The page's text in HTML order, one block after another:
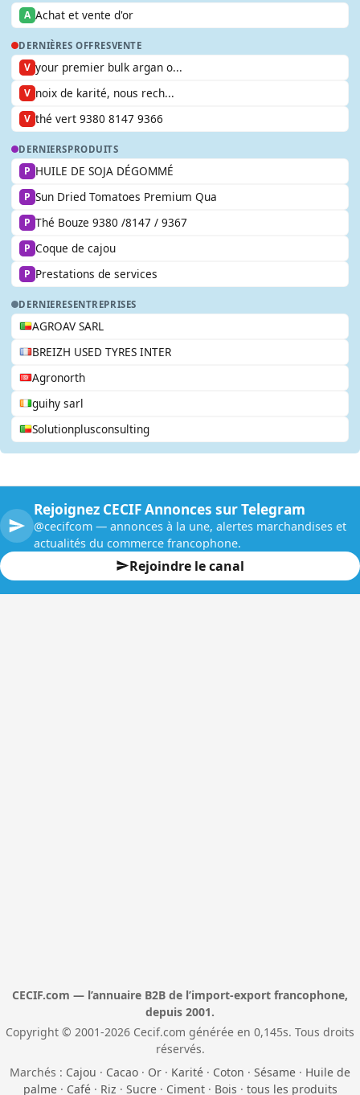
A Achat et vente d'or
DERNIÈRES OFFRESVENTE
V your premier bulk argan o...
V noix de karité, nous rech...
V thé vert 9380 8147 9366
DERNIERSPRODUITS
P HUILE DE SOJA DÉGOMMÉ
P Sun Dried Tomatoes Premium Qua
P Thé Bouze 9380 /8147 / 9367
P Coque de cajou
P Prestations de services
DERNIERESENTREPRISES
AGROAV SARL
BREIZH USED TYRES INTER
Agronorth
guihy sarl
Solutionplusconsulting
Rejoignez CECIF Annonces sur Telegram
@cecifcom — annonces à la une, alertes marchandises et
actualités du commerce francophone.
Rejoindre le canal
CECIF.com — l’annuaire B2B de l’import-export francophone,
depuis 2001.
Copyright © 2001-2026 Cecif.com générée en 0,145s. Tous droits
réservés.
Marchés : Cajou · Cacao · Or · Karité · Coton · Sésame · Huile de
palme· Café· Riz · Sucre· Ciment· Bois · tous les produits